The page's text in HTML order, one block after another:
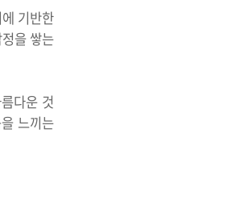
기반한
을 쌓는
다운 것
느끼는